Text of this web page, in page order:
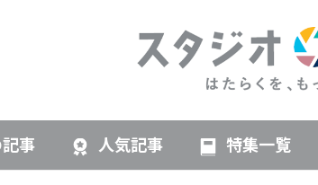
事 人気記事 特集一覧